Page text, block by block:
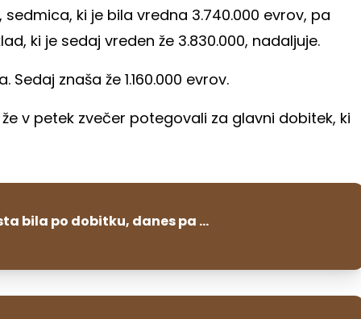
ki je bila vredna 3.740.000 evrov, pa
ki je sedaj vreden že 3.830.000, nadaljuje.
znaša že 1.160.000 evrov.
v petek zvečer potegovali za glavni dobitek, ki
bila po dobitku, danes pa ...